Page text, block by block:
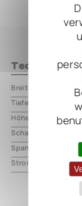
Technische
Breite
Tiefe
Höhe
Schaltungsart
Spannung
Strom